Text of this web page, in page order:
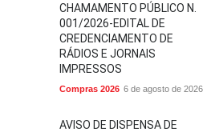
CHAMAMENTO PÚBLICO N.
001/2026-EDITAL DE
CREDENCIAMENTO DE
RÁDIOS E JORNAIS
IMPRESSOS
Compras 2026 6 de agosto de 2026
AVISO DE DISPENSA DE